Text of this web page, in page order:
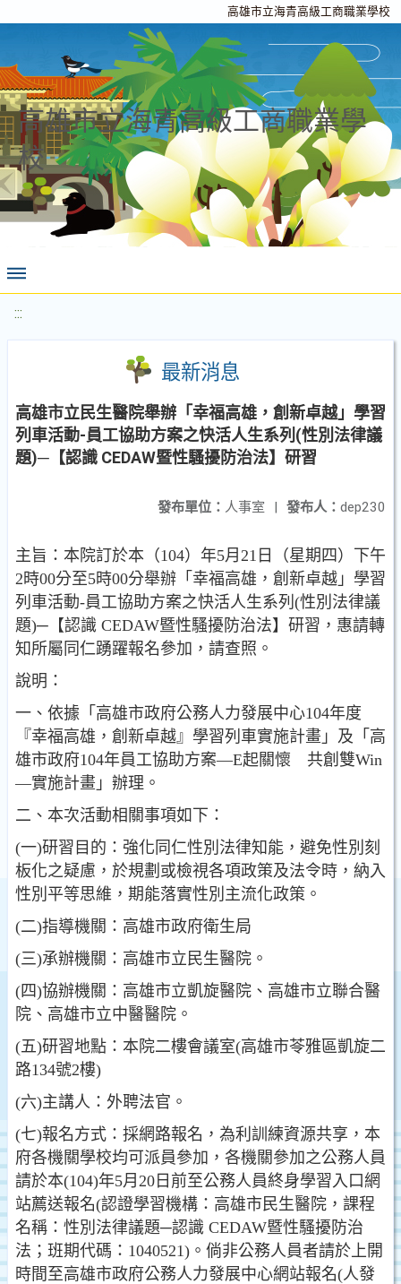
高雄市立海青高級工商職業學校
高雄市立海青高級工商職業學
校
:::
最新消息
高雄市立民生醫院舉辦「幸福高雄，創新卓越」學習
列車活動-員工協助方案之快活人生系列(性別法律議
題)─【認識 CEDAW暨性騷擾防治法】研習
發布人： dep230
發布單位： 人事室 |
主旨：本院訂於本（104）年5月21日（星期四）下午
2時00分至5時00分舉辦「幸福高雄，創新卓越」學習
列車活動-員工協助方案之快活人生系列(性別法律議
題)─【認識 CEDAW暨性騷擾防治法】研習，惠請轉
知所屬同仁踴躍報名參加，請查照。
說明：
一、依據「高雄市政府公務人力發展中心104年度
『幸福高雄，創新卓越』學習列車實施計畫」及「高
雄市政府104年員工協助方案—E起關懷 共創雙Win
—實施計畫」辦理。
二、本次活動相關事項如下：
(一)研習目的：強化同仁性別法律知能，避免性別刻
板化之疑慮，於規劃或檢視各項政策及法令時，納入
性別平等思維，期能落實性別主流化政策。
(二)指導機關：高雄市政府衛生局
(三)承辦機關：高雄市立民生醫院。
(四)協辦機關：高雄市立凱旋醫院、高雄市立聯合醫
院、高雄市立中醫醫院。
(五)研習地點：本院二樓會議室(高雄市苓雅區凱旋二
路134號2樓)
(六)主講人：外聘法官。
(七)報名方式：採網路報名，為利訓練資源共享，本
府各機關學校均可派員參加，各機關參加之公務人員
請於本(104)年5月20日前至公務人員終身學習入口網
站薦送報名(認證學習機構：高雄市民生醫院，課程
名稱：性別法律議題─認識 CEDAW暨性騷擾防治
法；班期代碼：1040521)。倘非公務人員者請於上開
時間至高雄市政府公務人力發展中心網站報名(人發